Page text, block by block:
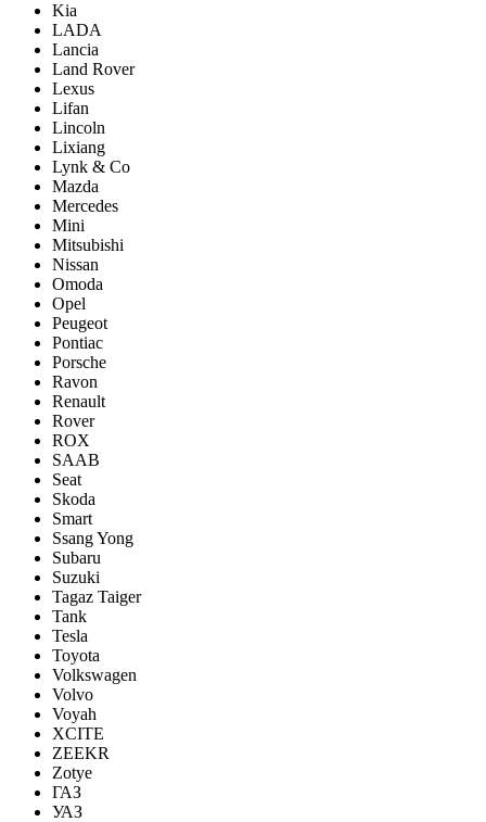
Kia
LADA
Lancia
Land Rover
Lexus
Lifan
Lincoln
Lixiang
Lynk & Co
Mazda
Mercedes
Mini
Mitsubishi
Nissan
Omoda
Opel
Peugeot
Pontiac
Porsсhe
Ravon
Renault
Rover
ROX
SAAB
Seat
Skoda
Smart
Ssang Yong
Subaru
Suzuki
Tagaz Taiger
Tank
Tesla
Toyota
Volkswagen
Volvo
Voyah
XCITE
ZEEKR
Zotye
ГАЗ
УАЗ